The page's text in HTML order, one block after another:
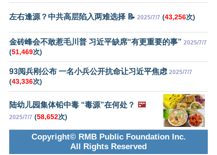
左右逢源？中共高层陷入两难选择 📝 2025/7/7 (43,256次)
金砖峰会不敢惹毛川普 习近平缺席“有更重要的事” 2025/7/7
(51,469次)
93阅兵刚公布 一名小兵公开抗命让习近平焦虑 2025/7/7
(43,336次)
陆幼儿园集体铅中毒 “毒源”在何处？ 🖼️
2025/7/7 (58,652次)
Copyright© RMB Public Foundation Inc.
All Rights Reserved